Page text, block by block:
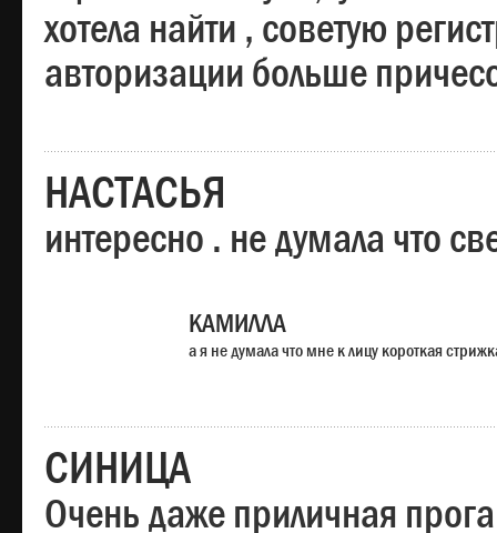
хотела найти , советую
авторизации больше
НАСТАСЬЯ
интересно . не думала что
КАМИЛЛА
а я не думала что мне к лицу короткая
СИНИЦА
Очень даже приличная